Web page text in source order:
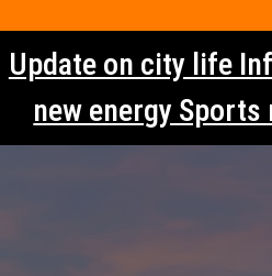
to
content
Update on city life
new energy Sports